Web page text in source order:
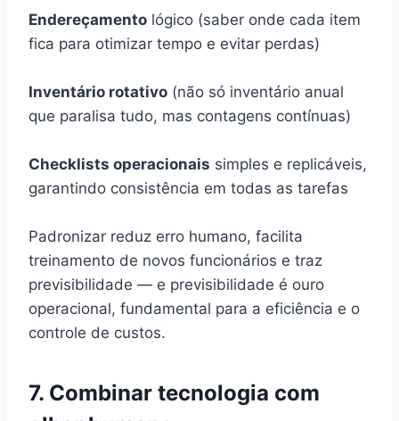
Endereçamento lógico (saber onde cada item
fica para otimizar tempo e evitar perdas)
Inventário rotativo (não só inventário anual
que paralisa tudo, mas contagens contínuas)
Checklists operacionais simples e replicáveis,
garantindo consistência em todas as tarefas
Padronizar reduz erro humano, facilita
treinamento de novos funcionários e traz
previsibilidade — e previsibilidade é ouro
operacional, fundamental para a eficiência e o
controle de custos.
7. Combinar tecnologia com